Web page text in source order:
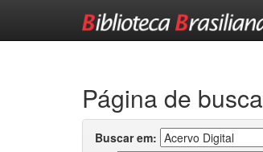
Página de busca
Buscar em: